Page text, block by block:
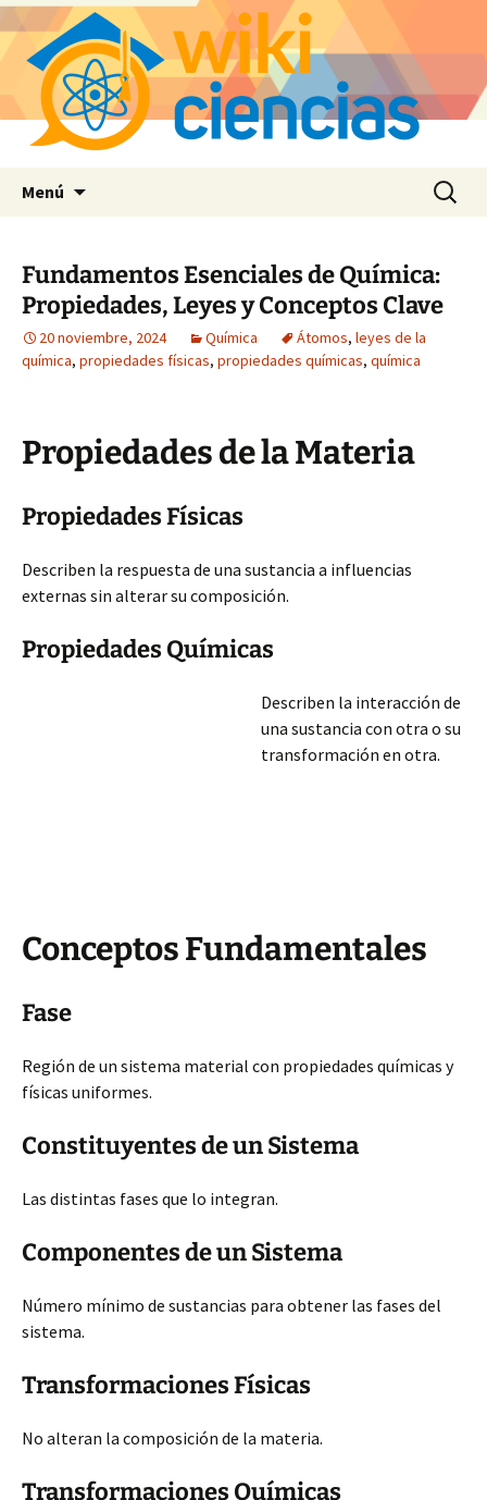
Menú Buscar:
Fundamentos Esenciales de Química:
Propiedades, Leyes y Conceptos Clave
20 noviembre, 2024 Química Átomos, leyes de la
química, propiedades físicas, propiedades químicas, química
Propiedades de la Materia
Propiedades Físicas
Describen la respuesta de una sustancia a influencias
externas sin alterar su composición.
Propiedades Químicas
Describen la interacción de
una sustancia con otra o su
transformación en otra.
Conceptos Fundamentales
Fase
Región de un sistema material con propiedades químicas y
físicas uniformes.
Constituyentes de un Sistema
Las distintas fases que lo integran.
Componentes de un Sistema
Número mínimo de sustancias para obtener las fases del
sistema.
TransformacionesFísicas
No alteran la composición de la materia.
Transformaciones Químicas